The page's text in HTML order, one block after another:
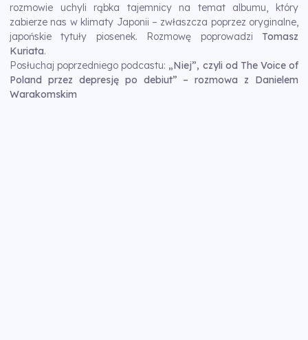
rozmowie uchyli rąbka tajemnicy na temat albumu, który
zabierze nas w klimaty Japonii – zwłaszcza poprzez oryginalne,
japońskie tytuły piosenek. Rozmowę poprowadzi Tomasz
Kuriata.
Posłuchaj poprzedniego podcastu: „Niej”, czyli od The Voice of
Poland przez depresję po debiut” – rozmowa z Danielem
Warakomskim